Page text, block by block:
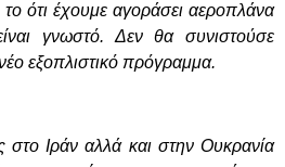
ότι έχουμε αγοράσει αεροπλάνα
γνωστό. Δεν θα συνιστούσε
εξοπλιστικό πρόγραμμα.
στο Ιράν αλλά και στην Ουκρανία